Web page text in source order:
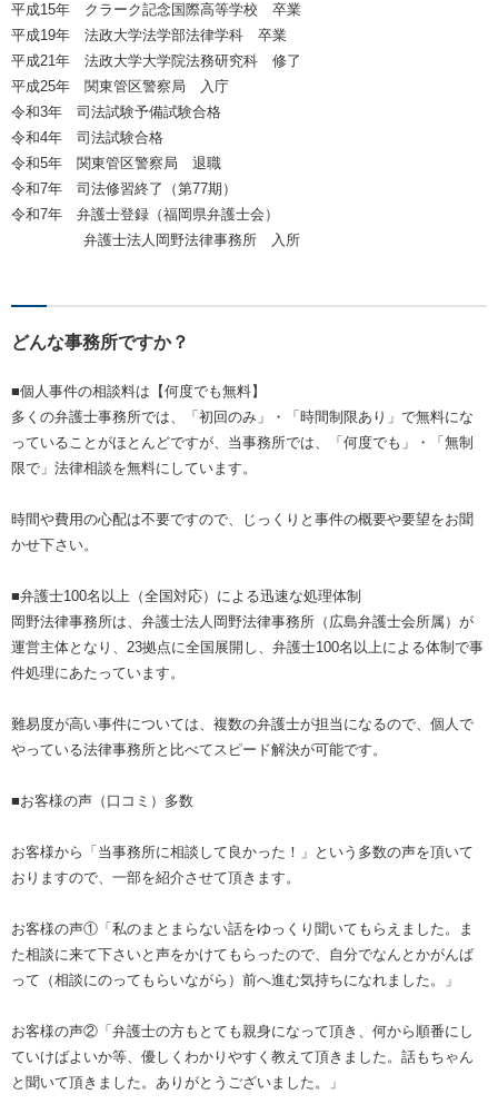
平成15年 クラーク記念国際高等学校 卒業
平成19年 法政大学法学部法律学科 卒業
平成21年 法政大学大学院法務研究科 修了
平成25年 関東管区警察局 入庁
令和3年 司法試験予備試験合格
令和4年 司法試験合格
令和5年 関東管区警察局 退職
令和7年 司法修習終了（第77期）
令和7年 弁護士登録（福岡県弁護士会）
弁護士法人岡野法律事務所 入所
どんな事務所ですか？
■個人事件の相談料は【何度でも無料】
多くの弁護士事務所では、「初回のみ」・「時間制限あり」で無料にな
っていることがほとんどですが、当事務所では、「何度でも」・「無制
限で」法律相談を無料にしています。
時間や費用の心配は不要ですので、じっくりと事件の概要や要望をお聞
かせ下さい。
■弁護士100名以上（全国対応）による迅速な処理体制
岡野法律事務所は、弁護士法人岡野法律事務所（広島弁護士会所属）が
運営主体となり、23拠点に全国展開し、弁護士100名以上による体制で事
件処理にあたっています。
難易度が高い事件については、複数の弁護士が担当になるので、個人で
やっている法律事務所と比べてスピード解決が可能です。
■お客様の声（口コミ）多数
お客様から「当事務所に相談して良かった！」という多数の声を頂いて
おりますので、一部を紹介させて頂きます。
お客様の声①「私のまとまらない話をゆっくり聞いてもらえました。ま
た相談に来て下さいと声をかけてもらったので、自分でなんとかがんば
って（相談にのってもらいながら）前へ進む気持ちになれました。」
お客様の声②「弁護士の方もとても親身になって頂き、何から順番にし
ていけばよいか等、優しくわかりやすく教えて頂きました。話もちゃん
と聞いて頂きました。ありがとうございました。」